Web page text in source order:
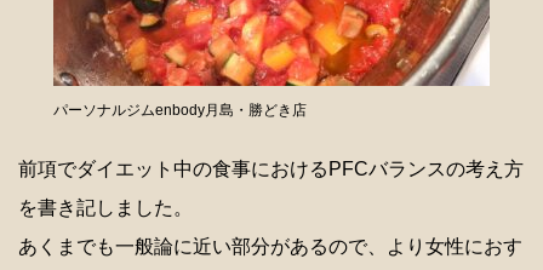
パーソナルジムenbody月島・勝どき店
前項でダイエット中の食事におけるPFCバランスの考え方
を書き記しました。
あくまでも一般論に近い部分があるので、より女性におす